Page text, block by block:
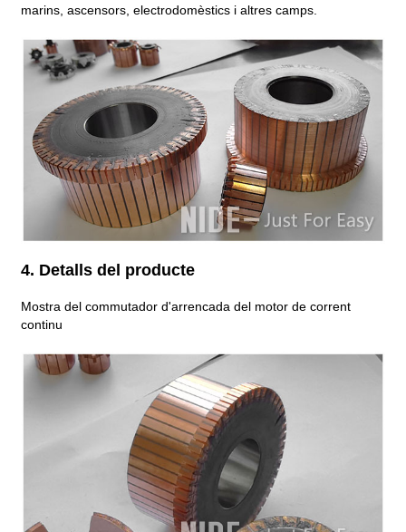
marins, ascensors, electrodomèstics i altres camps.
4. Detalls del producte
Mostra del commutador d'arrencada del motor de corrent
continu